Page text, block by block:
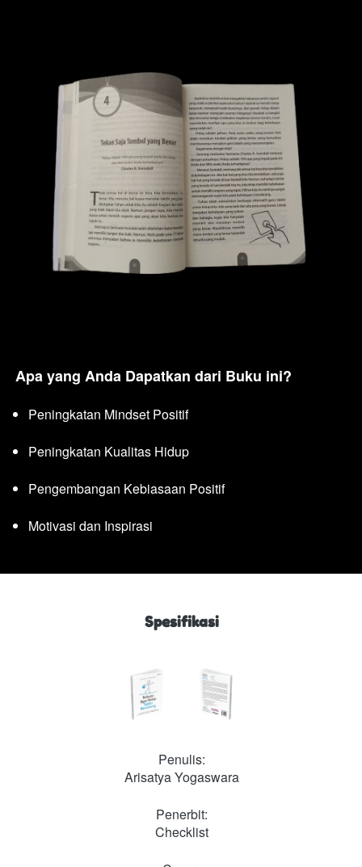
Apa yang Anda Dapatkan dari Buku ini?
Peningkatan Mindset Positif
Peningkatan Kualitas Hidup
Pengembangan Kebiasaan Positif
Motivasi dan Inspirasi
Spesifikasi
Penulis:
Arisatya Yogaswara
Penerbit:
Checklist